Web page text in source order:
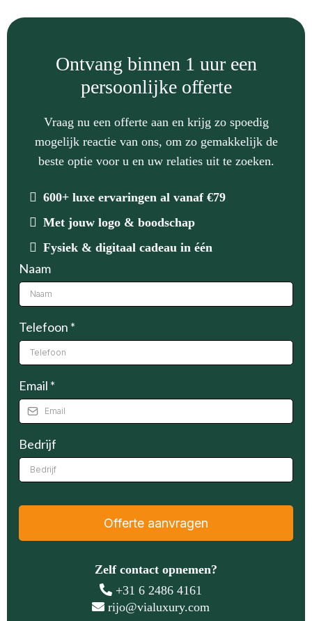
Ontvang binnen 1 uur een
persoonlijke offerte
Vraag nu een offerte aan en krijg zo spoedig
mogelijk reactie van ons, om zo gemakkelijk de
beste optie voor u en uw relaties uit te zoeken.
600+ luxe ervaringen al vanaf €79
Met jouw logo & boodschap
Fysiek & digitaal cadeau in één
Naam
Telefoon *
Email *
Bedrijf
Offerte aanvragen
Zelf contact opnemen?
+31 6 2486 4161
rijo@vialuxury.com